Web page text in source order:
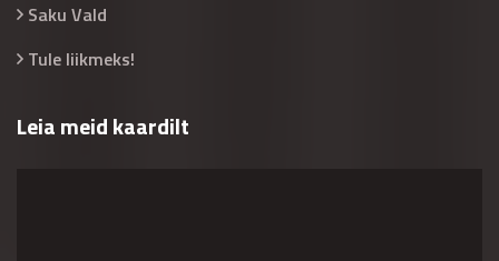
Saku Vald
Tule liikmeks!
Leia meid kaardilt